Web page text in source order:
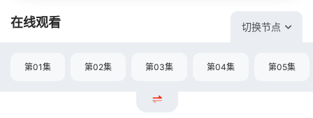
在线观看 切换节点
第01集 第02集 第03集 第04集 第05集